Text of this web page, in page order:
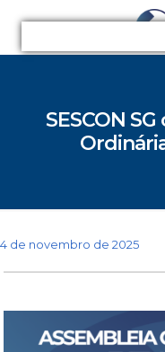
SESCON
4 de novembro de 2025